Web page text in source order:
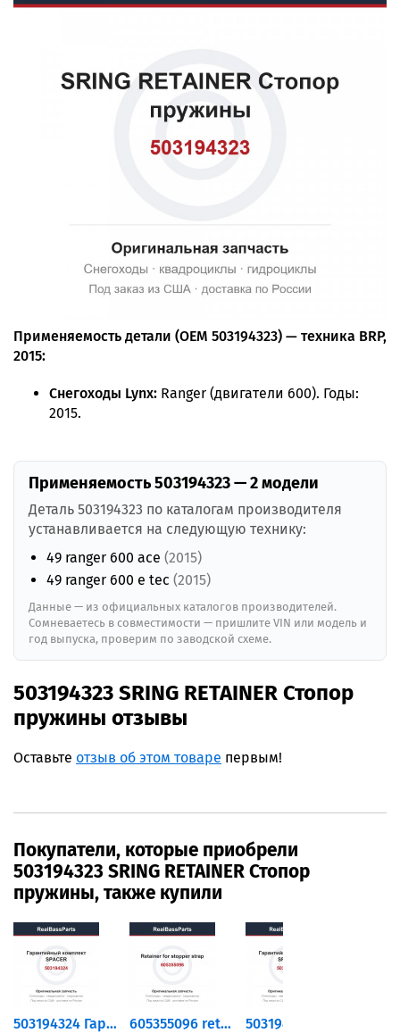
Применяемость детали (OEM 503194323) — техника BRP,
2015:
Снегоходы Lynx: Ranger (двигатели 600). Годы:
2015.
Применяемость 503194323 — 2 модели
Деталь 503194323 по каталогам производителя
устанавливается на следующую технику:
49 ranger 600 ace (2015)
49 ranger 600 e tec (2015)
Данные — из официальных каталогов производителей.
Сомневаетесь в совместимости — пришлите VIN или модель и
год выпуска, проверим по заводской схеме.
503194323 SRING RETAINER Стопор
пружины отзывы
Оставьте отзыв об этом товаре первым!
Покупатели, которые приобрели
503194323 SRING RETAINER Стопор
пружины, также купили
503194324 Гарантийный... 605355096 retainer for...